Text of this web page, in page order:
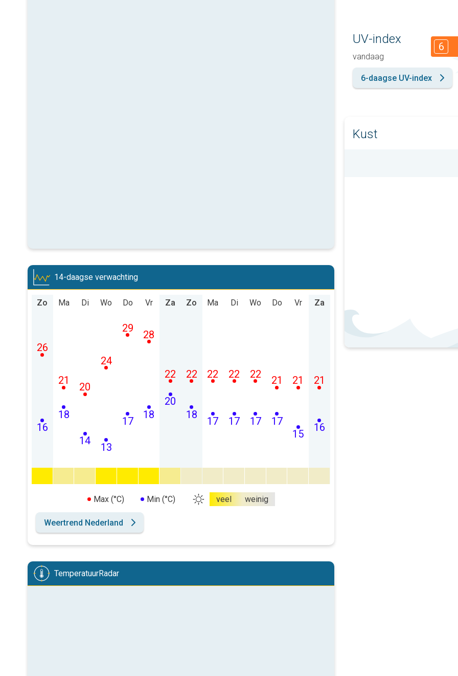
14-daagse verwachting
Zo
16
26
Ma
18
21
Di
14
20
Wo
13
24
Do
17
29
Vr
18
28
Za
20
22
Zo
18
22
Ma
17
22
Di
17
22
Wo
17
22
Do
17
21
Vr
15
21
Za
16
21
Max (°C) Min (°C) veel weinig
Weertrend Nederland
TemperatuurRadar
UV-index
vandaag
6
6-daagse UV-index
Kust